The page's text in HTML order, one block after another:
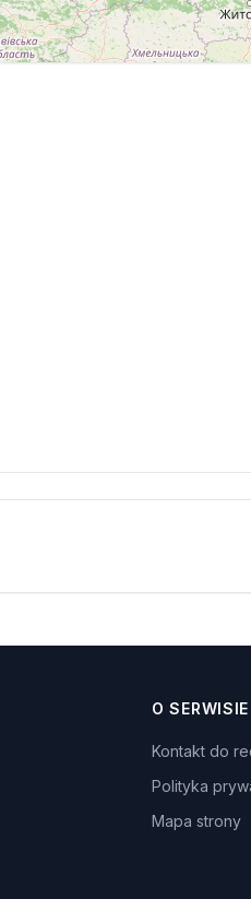
O SERWISIE
Kontakt do
Polityka
Mapa strony